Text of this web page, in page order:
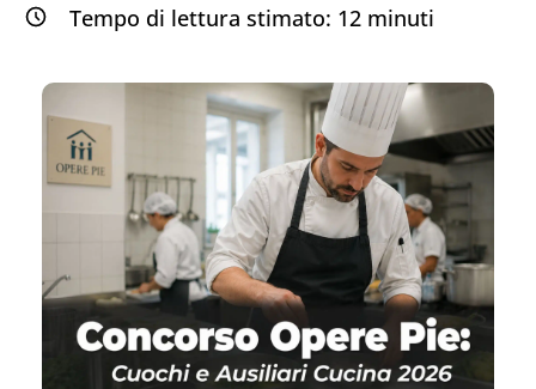
Tempo di lettura stimato: 12 minuti